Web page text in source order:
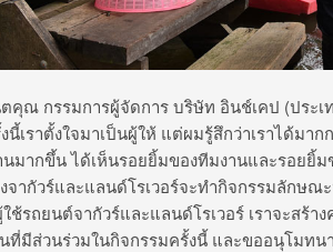
ณ กรรมการผู้จัดการ บริษัท อินช์เคป (ประเ
นี้เราตั้งใจมาเป็นผู้ให้ แต่ผมรู้สึกว่าเราได้มาก
นมากขึ้น ได้เห็นรอยยิ้มของทีมงานและรอยยิ้
จากัวร์และแลนด์โรเวอร์จะทำกิจกรรมลักษ
ช้รถยนต์จากัวร์และแลนด์โรเวอร์ เราจะสร้
มีส่วนร่วมในกิจกรรมครั้งนี้ และขออนุโมทน